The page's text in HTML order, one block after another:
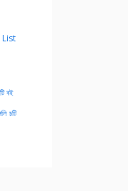
বই
চটি